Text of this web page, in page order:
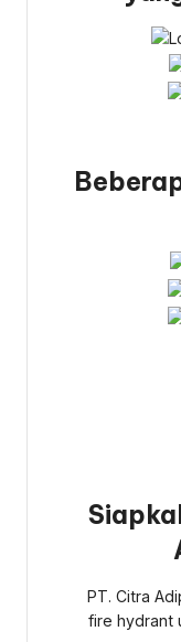
PT. Citra
fire hydrant